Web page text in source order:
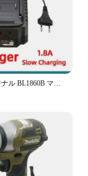
Impact
professionals
18V
a
ideal for
settings
you can
ease. The
and a
to handle
it a go-to tool
100% オリジナル BL1860B マキタバッテリー 18V 6.0Ah 電動工具マキタ 18V BL1860 BL1840 BL1850 交換用リチウム電池